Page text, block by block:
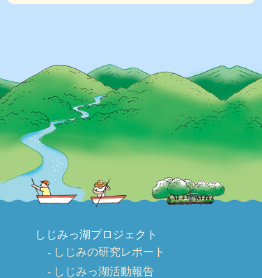
しじみっ湖プロジェクト
しじみの研究レポート
しじみっ湖活動報告